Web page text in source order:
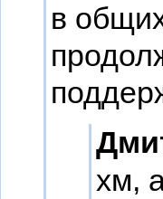
в
хм,